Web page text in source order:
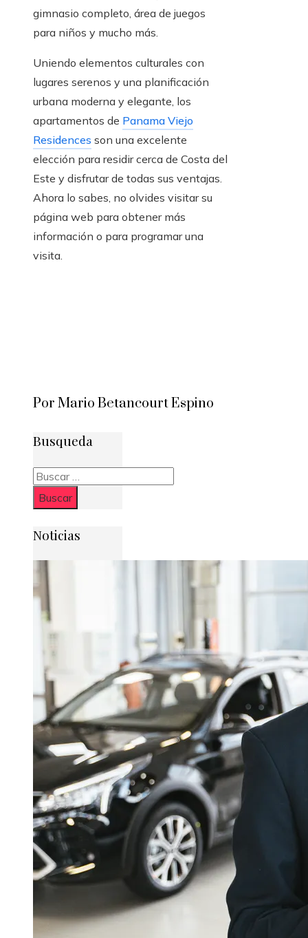
gimnasio completo, área de juegos
para niños y mucho más.
Uniendo elementos culturales con
lugares serenos y una planificación
urbana moderna y elegante, los
apartamentos de Panama Viejo
Residences son una excelente
elección para residir cerca de Costa del
Este y disfrutar de todas sus ventajas.
Ahora lo sabes, no olvides visitar su
página web para obtener más
información o para programar una
visita.
Por Mario Betancourt Espino
Busqueda
Buscar:
Noticias